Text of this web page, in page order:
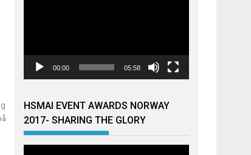
00:00 05:58
HSMAI EVENT AWARDS NORWAY
2017- SHARING THE GLORY